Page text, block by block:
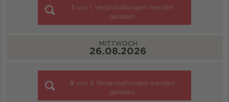
1 von 1 Veranstaltungen werden
geladen
MITTWOCH
26.08.2026
5 von 5 Veranstaltungen werden
geladen